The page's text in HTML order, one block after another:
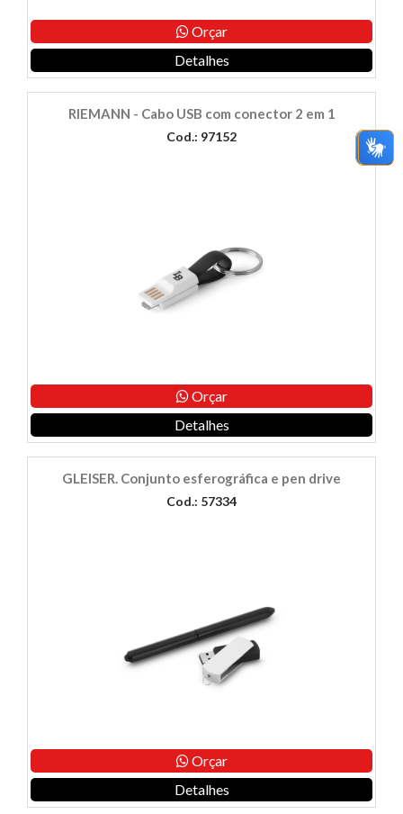
Orçar
Detalhes
RIEMANN - Cabo USB com conector 2 em 1
Cod.: 97152
Orçar
Detalhes
GLEISER. Conjunto esferográfica e pen drive
Cod.: 57334
Orçar
Detalhes